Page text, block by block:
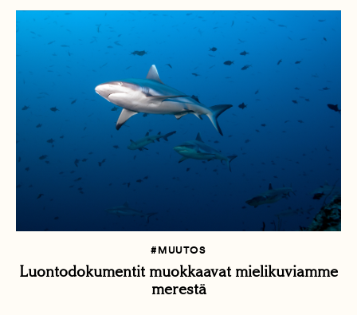
#MUUTOS
Luontodokumentit muokkaavat mielikuviamme
merestä